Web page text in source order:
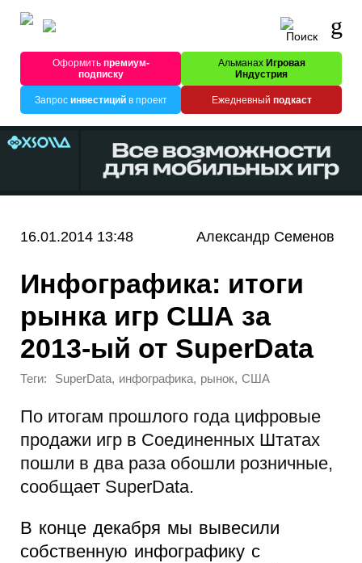
Оформитьпремиум-
подписку
Альманах Игровая
Индустрия
Запрос инвестицийв проект Ежедневный подкаст
16.01.2014 13:48 Александр Семенов
Инфографика: итоги
рынка игр США за
2013-ый от SuperData
Теги: SuperData, инфографика, рынок, США
По итогам прошлого года цифровые
продажи игр в Соединенных Штатах
пошли в два раза обошли розничные,
сообщает SuperData.
В конце декабря мы вывесили
собственную инфографику с